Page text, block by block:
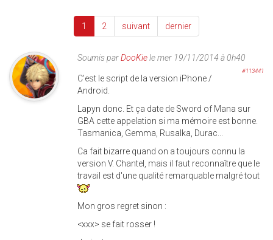
1 2 suivant dernier
Soumis parDooKiele mer 19/11/2014 à 0h40
#113441
C'est le script de la version iPhone /
Android.
Lapyn donc. Et ça date de Sword of Mana sur
GBA cette appelation si ma mémoire est bonne.
Tasmanica, Gemma, Rusalka, Durac...
Ca fait bizarre quand on a toujours connu la
version V. Chantel, mais il faut reconnaître que le
travail est d'une qualité remarquable malgré tout
Mon gros regret sinon :
<xxx> se fait rosser !